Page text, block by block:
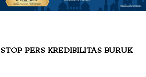
STOP PERS KREDIBILITAS BURUK